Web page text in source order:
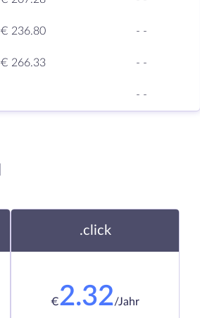
€ 236.80 - -
€ 266.33 - -
- -
.click
€2.32/Jahr